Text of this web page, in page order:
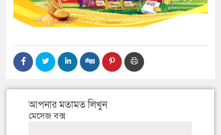
আপনার মতামত লিখুন
মেসেজ বক্স